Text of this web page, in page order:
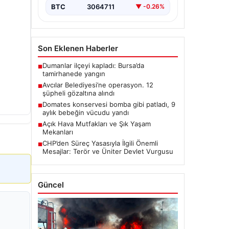
BTC 3064711 ▼ -0.26%
Son Eklenen Haberler
■Dumanlar ilçeyi kapladı: Bursa’da
tamirhanede yangın
■Avcılar Belediyesi’ne operasyon. 12
şüpheli gözaltına alındı
■Domates konservesi bomba gibi patladı, 9
aylık bebeğin vücudu yandı
■Açık Hava Mutfakları ve Şık Yaşam
Mekanları
■CHP’den Süreç Yasasıyla İlgili Önemli
Mesajlar: Terör ve Üniter Devlet Vurgusu
Güncel